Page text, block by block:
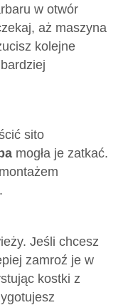
w otwór
aż maszyna
kolejne
sito
mogła je zatkać.
Jeśli chcesz
zamroź je w
kostki z